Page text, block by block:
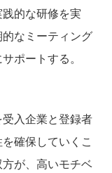
的な研修を実
なミーティング
ポートする。
入企業と登録者
確保していくこ
が、高いモチベ